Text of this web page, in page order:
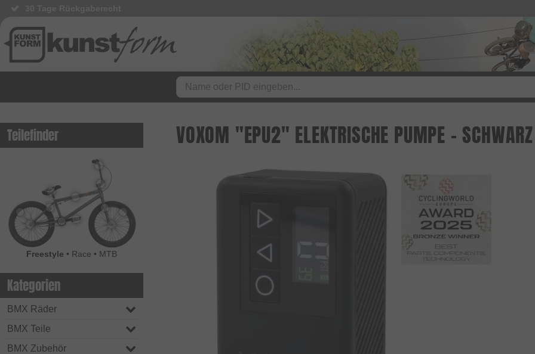
Teilefinder
Freestyle • Race • MTB
Kategorien
BMX Räder
BMX Teile
BMX Zubehör
VOXOM "EPU2" ELEKTRISCHE PUMPE - SCHWARZ